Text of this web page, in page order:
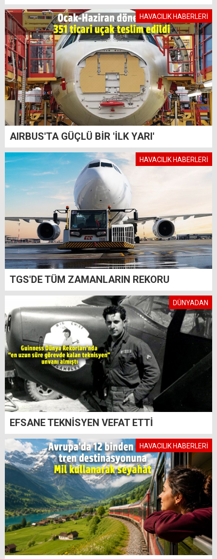
HAVACILIK HABERLERİ
AIRBUS'TA GÜÇLÜ BİR 'İLK YARI'
HAVACILIK HABERLERİ
TGS'DE TÜM ZAMANLARIN REKORU
DÜNYADAN
EFSANE TEKNİSYEN VEFAT ETTİ
HAVACILIK HABERLERİ